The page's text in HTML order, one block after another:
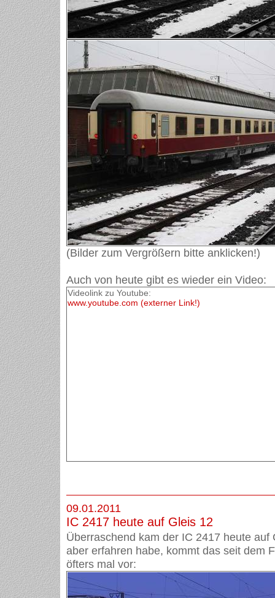
(Bilder zum Vergrößern bitte anklicken!)
Auch von heute gibt es wieder ein Video:
Videolink zu Youtube:
www.youtube.com (externer Link!)
09.01.2011
IC 2417 heute auf Gleis 12
Überraschend kam der IC 2417 heute auf
aber erfahren habe, kommt das seit dem
öfters mal vor: